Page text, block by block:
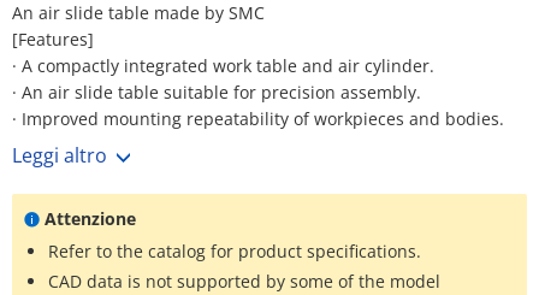
An air slide table made by SMC
[Features]
· A compactly integrated work table and air cylinder.
· An air slide table suitable for precision assembly.
· Improved mounting repeatability of workpieces and bodies.
· An auto switch attaching groove is provided in consideration
of safety.
· Also usable for vertical axis mounting.
· Dual-rod structure.
· Wide range of options.
· Symmetrical shape.
Leggi altro
Attenzione
Refer to the catalog for product specifications.
CAD data is not supported by some of the model